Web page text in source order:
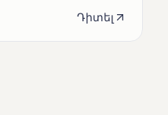
Դիտել